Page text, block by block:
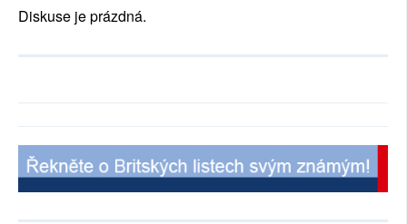
Diskuse je prázdná.